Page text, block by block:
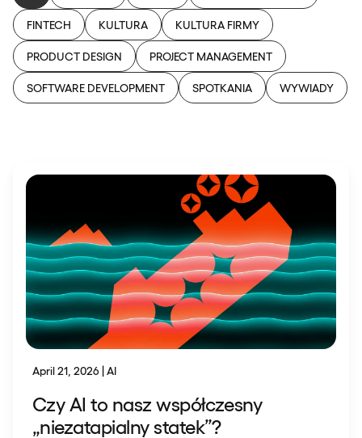
FINTECH KULTURA KULTURA FIRMY
PRODUCT DESIGN PROJECT MANAGEMENT
SOFTWARE DEVELOPMENT SPOTKANIA WYWIADY
April 21, 2026 | AI
Czy AI to nasz współczesny
„niezatapialny statek”?